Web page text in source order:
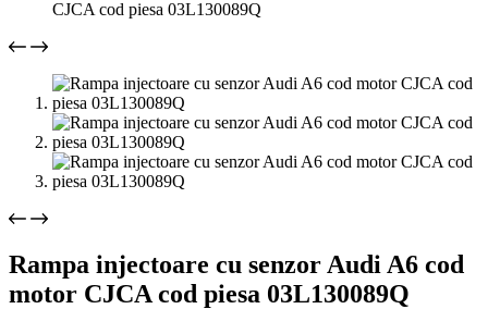
Rampa injectoare cu senzor Audi A6 cod
motor CJCA cod piesa 03L130089Q